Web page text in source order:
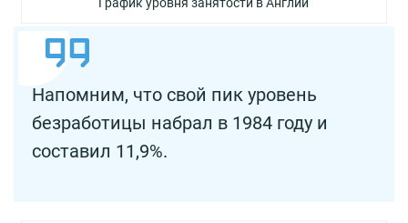
Напомним, что свой пик уровень
безработицы набрал в 1984 году и
составил 11,9%.